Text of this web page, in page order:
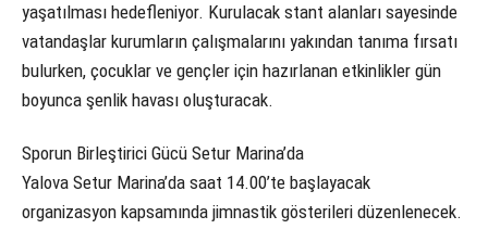
yaşatılması hedefleniyor. Kurulacak stant alanları sayesinde
vatandaşlar kurumların çalışmalarını yakından tanıma fırsatı
bulurken, çocuklar ve gençler için hazırlanan etkinlikler gün
boyunca şenlik havası oluşturacak.
Sporun Birleştirici Gücü Setur Marina’da
Yalova Setur Marina’da saat 14.00’te başlayacak
organizasyon kapsamında jimnastik gösterileri düzenlenecek.